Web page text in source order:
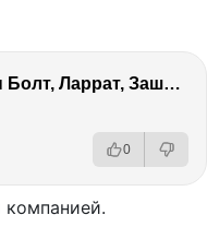
СКУЛБОЙ | Шоу Титаны, Усейн Болт, Ларрат, Зашквар!
0
компанией.